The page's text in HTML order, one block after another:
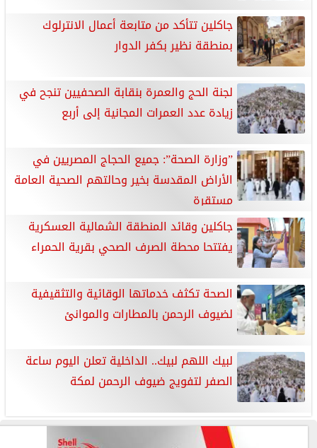
جاكلين تتأكد من متابعة أعمال الانترلوك
بمنطقة نظير بكفر الدوار
لجنة الحج والعمرة بنقابة الصحفيين تنجح في
زيادة عدد العمرات المجانية إلى أربع
”وزارة الصحة”: جميع الحجاج المصريين في
الأراض المقدسة بخير وحالتهم الصحية العامة
مستقرة
جاكلين وقائد المنطقة الشمالية العسكرية
يفتتحا محطة الصرف الصحي بقرية الحمراء
الصحة تكثف خدماتها الوقائية والتثقيفية
لضيوف الرحمن بالمطارات والموانئ
لبيك اللهم لبيك.. الداخلية تعلن اليوم ساعة
الصفر لتفويج ضيوف الرحمن لمكة